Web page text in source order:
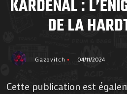
KARDENAL :
DE LA
Gazovitch 04/11/2024
Cette publication est